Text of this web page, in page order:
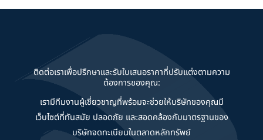
ติดต่อเราเพื่อปรึกษาและรับใบเสนอราคาที่ปรับแต่งตามความ
ต้องการของคุณ:
เรามีทีมงานผู้เชี่ยวชาญที่พร้อมจะช่วยให้บริษัทของคุณมี
เว็บไซต์ที่ทันสมัย ปลอดภัย และสอดคล้องกับมาตรฐานของ
บริษัทจดทะเบียนในตลาดหลักทรัพย์